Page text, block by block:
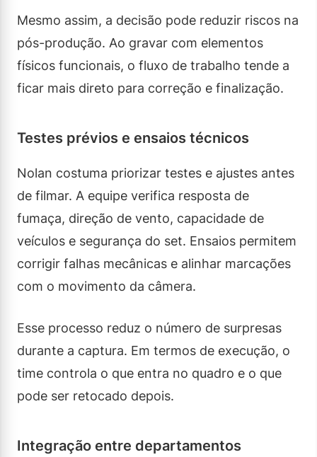
Mesmo assim, a decisão pode reduzir riscos na
pós-produção. Ao gravar com elementos
físicos funcionais, o fluxo de trabalho tende a
ficar mais direto para correção e finalização.
Testes prévios e ensaios técnicos
Nolan costuma priorizar testes e ajustes antes
de filmar. A equipe verifica resposta de
fumaça, direção de vento, capacidade de
veículos e segurança do set. Ensaios permitem
corrigir falhas mecânicas e alinhar marcações
com o movimento da câmera.
Esse processo reduz o número de surpresas
durante a captura. Em termos de execução, o
time controla o que entra no quadro e o que
pode ser retocado depois.
Integração entre departamentos